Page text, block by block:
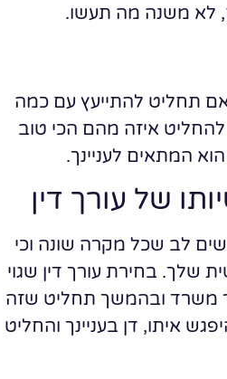
לא משנה מה תעשו.
אם תחליט להתייעץ עם כמה
להחליט איזה מהם הכי טוב
המתאים לעניינך.
של עורך דין
לב שכל מקרה שונה וכי
שלך. בחירת עורך דין שגוי
משרד ובהמשך תחליט שזה
איתו, דן בעניינך והחליט